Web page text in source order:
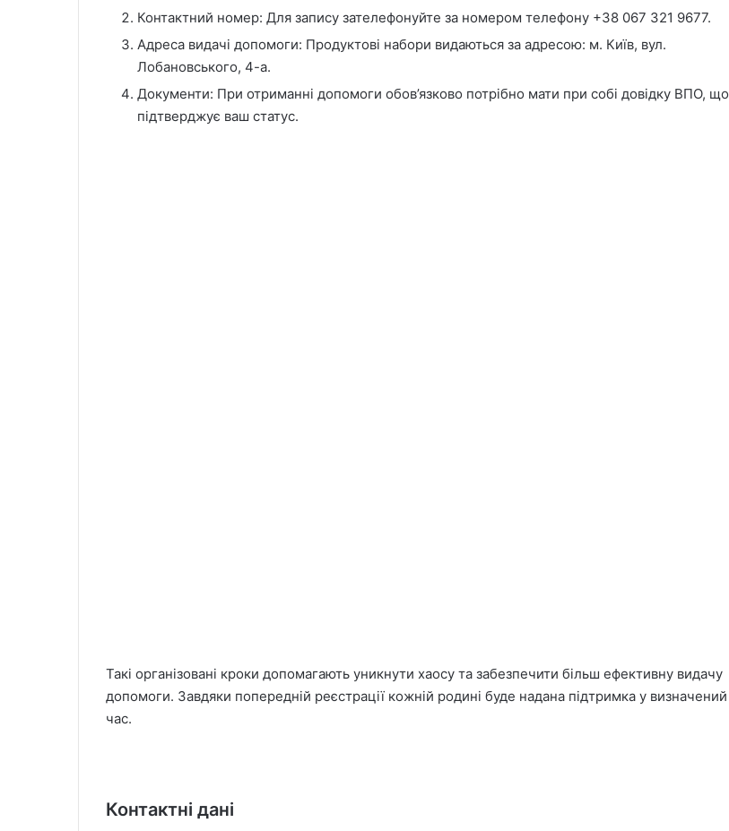
Контактний номер: Для запису зателефонуйте за номером телефону +38 067 321 9677.
Адреса видачі допомоги: Продуктові набори видаються за адресою: м. Київ, вул.
Лобановського, 4-а.
Документи: При отриманні допомоги обов’язково потрібно мати при собі довідку ВПО, що
підтверджує ваш статус.
Такі організовані кроки допомагають уникнути хаосу та забезпечити більш ефективну видачу
допомоги. Завдяки попередній реєстрації кожній родині буде надана підтримка у визначений
час.
Контактні дані